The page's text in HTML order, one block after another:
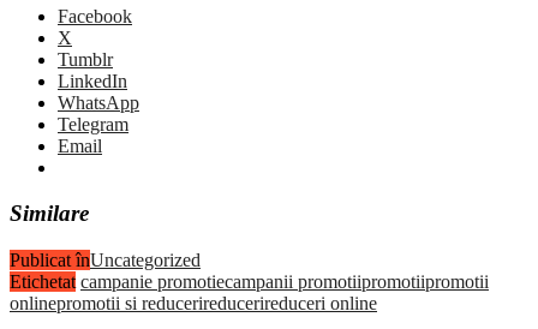
Facebook
X
Tumblr
LinkedIn
WhatsApp
Telegram
Email
Similare
Publicat înUncategorized
Etichetat campanie promotiecampanii promotiipromotiipromotii
onlinepromotii si reducerireducerireduceri online